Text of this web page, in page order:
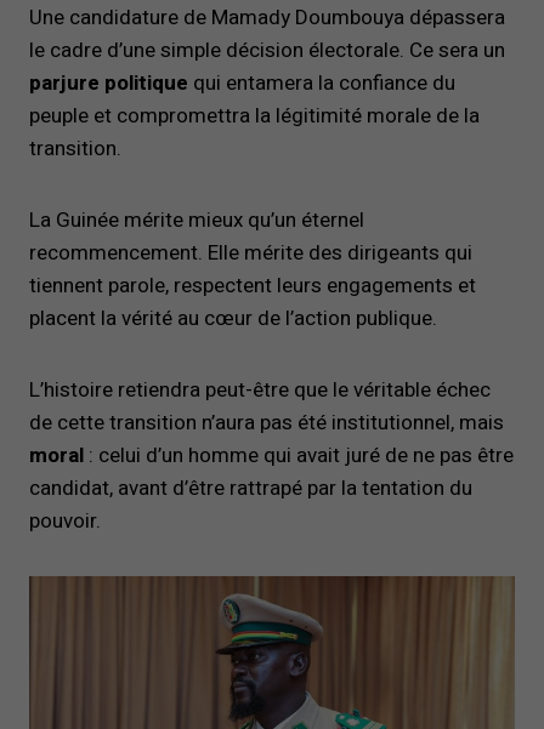
Une candidature de Mamady Doumbouya dépassera
le cadre d’une simple décision électorale. Ce sera un
parjure politique qui entamera la confiance du
peuple et compromettra la légitimité morale de la
transition.
La Guinée mérite mieux qu’un éternel
recommencement. Elle mérite des dirigeants qui
tiennent parole, respectent leurs engagements et
placent la vérité au cœur de l’action publique.
L’histoire retiendra peut-être que le véritable échec
de cette transition n’aura pas été institutionnel, mais
moral : celui d’un homme qui avait juré de ne pas être
candidat, avant d’être rattrapé par la tentation du
pouvoir.